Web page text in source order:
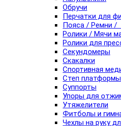
Обручи
Перчатки для
Пояса / Ремни /
Ролики / Мячи
Ролики для
Секундомеры
Скакалки
Спортивная
Степ платформы
Суппорты
Упоры для
Утяжелители
Фитболы и
Чехлы на руку